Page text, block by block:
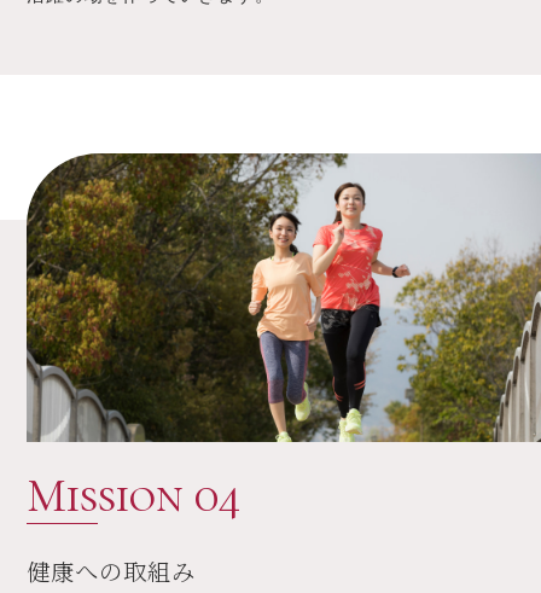
Mission 04
健康への取組み